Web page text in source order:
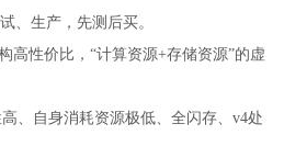
、生产，先测后买。
高性价比，“计算资源+存储资源”的虚
、自身消耗资源极低、全闪存、 v4处